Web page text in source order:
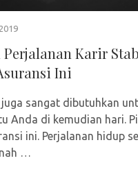
Perjalanan Karir
Ini
sangat dibutuhkan
Anda di kemudian hari.
ini. Perjalanan hidup
…